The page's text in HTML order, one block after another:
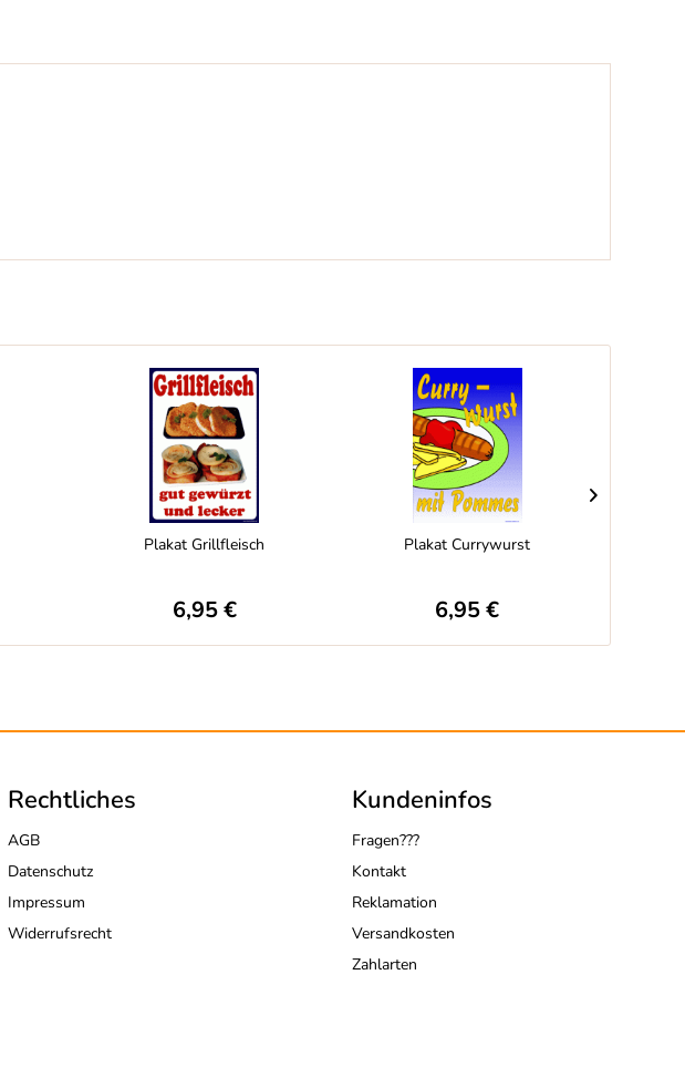
Plakat Grillfleisch
6,95 €
Plakat Currywurst
6,95 €
Rechtliches
AGB
Datenschutz
Impressum
Widerrufsrecht
Kundeninfos
Fragen???
Kontakt
Reklamation
Versandkosten
Zahlarten